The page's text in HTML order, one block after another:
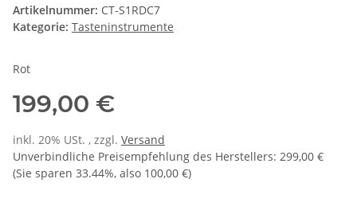
Artikelnummer: CT-S1RDC7
Kategorie: Tasteninstrumente
Rot
199,00 €
inkl. 20% USt. , zzgl. Versand
Unverbindliche Preisempfehlung des Herstellers: 299,00 €
(Sie sparen 33.44%, also 100,00 €)